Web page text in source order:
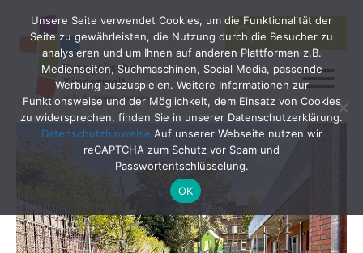
Search
for:
SEARCH
Unsere Seite verwendet Cookies, um die Funktionalität der
Seite zu gewährleisten, die Nutzung durch die Besucher zu
analysieren und um Ihnen auf anderen Plattformen z.B.
Medienseiten, Suchmaschinen, Social Media, passende
Werbung auszuspielen. Weitere Informationen zur
Funktionsweise und der Möglichkeit, dem Einsatz von Cookies
zu widersprechen, finden Sie in unserer Datenschutzerklärung.
Datenschutzhinweise Auf unserer Webseite nutzen wir
reCAPTCHA zum Schutz vor Spam und
Passwortentschlüsselung.
OK